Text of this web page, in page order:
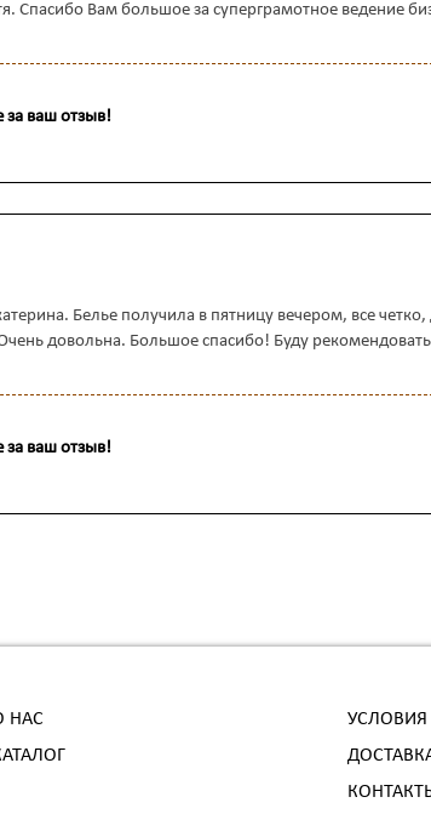
Спасибо Вам большое за суперграмотное ведение
ваш отзыв!
Белье получила в пятницу вечером, все
довольна. Большое спасибо! Буду
ваш отзыв!
НАС
УСЛОВИЯ